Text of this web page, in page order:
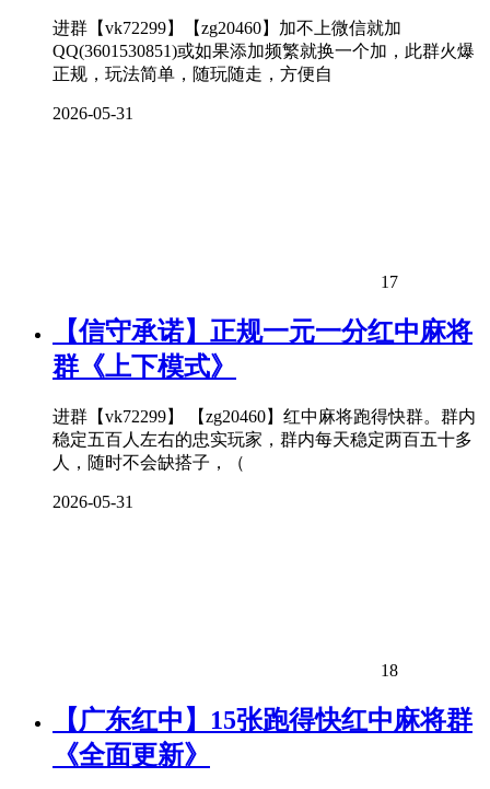
进群【vk72299】【zg20460】加不上微信就加
QQ(3601530851)或如果添加频繁就换一个加，此群火爆
正规，玩法简单，随玩随走，方便自
2026-05-31
17
【信守承诺】正规一元一分红中麻将
群《上下模式》
进群【vk72299】 【zg20460】红中麻将跑得快群。群内
稳定五百人左右的忠实玩家，群内每天稳定两百五十多
人，随时不会缺搭子，（
2026-05-31
18
【广东红中】15张跑得快红中麻将群
《全面更新》